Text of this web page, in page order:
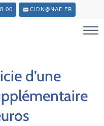
00 CIDN@NAE.FR
d’une